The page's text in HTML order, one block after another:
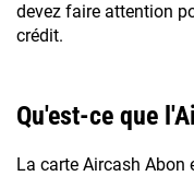
devez faire attention
crédit.
Qu'est-ce que
La carte Aircash Abon